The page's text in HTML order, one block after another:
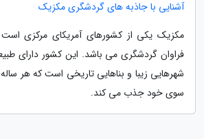
آشنایی با جاذبه های گردشگری مکزیک
مکزیک یکی از کشورهای آمریکای مرکزی
فراوان گردشگری می باشد. این کشور دارای
شهرهایی زیبا و بناهایی تاریخی است که هر
سوی خود جذب می کند.